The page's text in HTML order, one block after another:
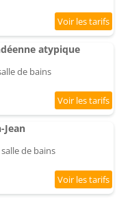
atypique
de bains
Jean
de bains